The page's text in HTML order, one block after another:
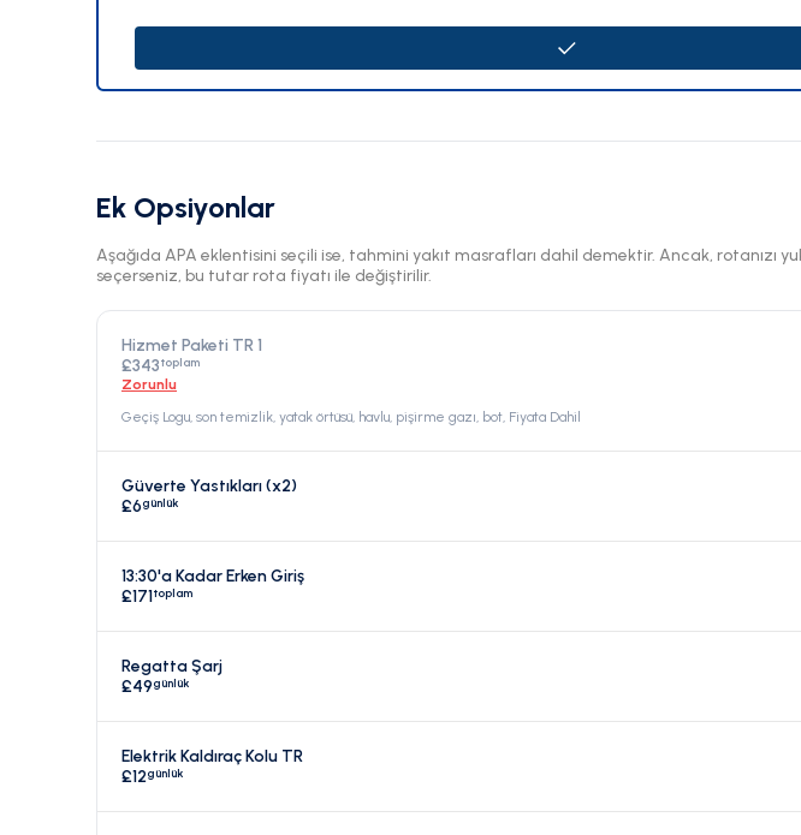
Ek Opsiyonlar
Aşağıda APA eklentisini seçili ise, tahmini yakıt masrafları dahil demektir. Ancak, rotanızı
seçerseniz, bu tutar rota fiyatı ile değiştirilir.
Hizmet Paketi TR 1
£343toplam
Zorunlu
Geçiş Logu, son temizlik, yatak örtüsü, havlu, pişirme gazı, bot, Fiyata Dahil
Güverte Yastıkları (x2)
£6günlük
13:30'a Kadar Erken Giriş
£171toplam
Regatta Şarj
£49günlük
Elektrik Kaldıraç Kolu TR
£12günlük